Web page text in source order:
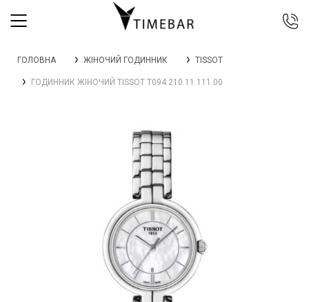
044 392 44 45
067 344 14 44 (viber)
ГОЛОВНА ЖІНОЧИЙ ГОДИННИК TISSOT
ГОДИННИК ЖІНОЧИЙ TISSOT T094.210.11.111.00